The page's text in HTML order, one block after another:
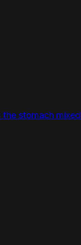
stomach